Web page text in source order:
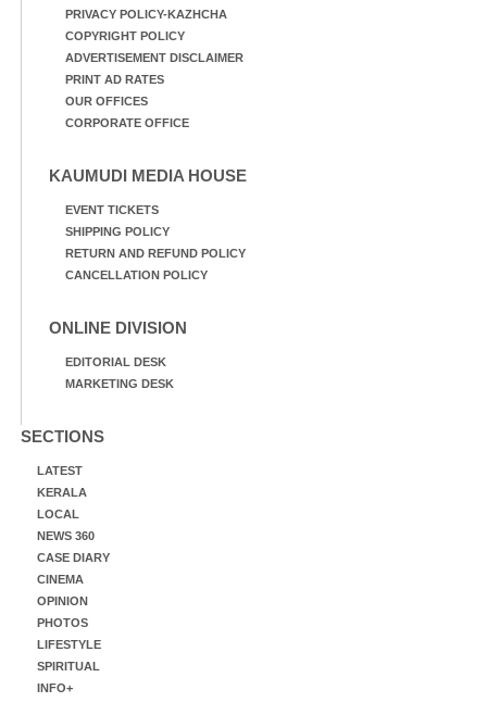
PRIVACY POLICY-KAZHCHA
COPYRIGHT POLICY
ADVERTISEMENT DISCLAIMER
PRINT AD RATES
OUR OFFICES
CORPORATE OFFICE
KAUMUDI MEDIA HOUSE
EVENT TICKETS
SHIPPING POLICY
RETURN AND REFUND POLICY
CANCELLATION POLICY
ONLINE DIVISION
EDITORIAL DESK
MARKETING DESK
SECTIONS
LATEST
KERALA
LOCAL
NEWS 360
CASE DIARY
CINEMA
OPINION
PHOTOS
LIFESTYLE
SPIRITUAL
INFO+